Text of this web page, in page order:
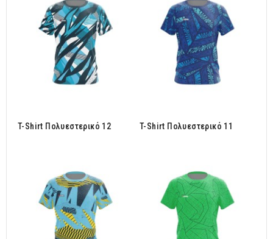
T-Shirt Πολυεστερικό 12 T-Shirt Πολυεστερικό 11